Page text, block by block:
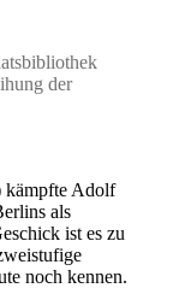
der
kämpfte Adolf
als
ist es zu
noch kennen.